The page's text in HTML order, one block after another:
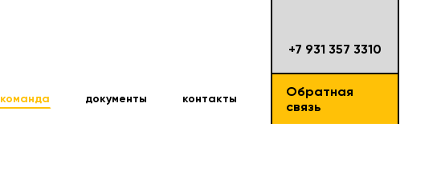
команда документы контакты
+7 931 357 3310
Обратная
связь